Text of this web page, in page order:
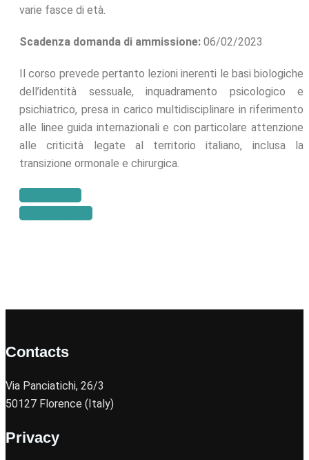
varie fasce di età.
Scadenza domanda di ammissione: 06/02/2023
Il corso prevede pertanto lezioni inerenti le basi biologiche
dell’identità sessuale, inquadramento psicologico e
psichiatrico, presa in carico multidisciplinare in riferimento
alle linee guida internazionali e con particolare attenzione
alle criticità legate al territorio italiano, inclusa la
transizione ormonale e chirurgica.
Contacts
Via Panciatichi, 26/3
50127 Florence (Italy)
Privacy